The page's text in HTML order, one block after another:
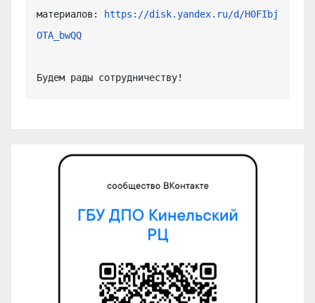
материалов:
https://disk.yandex.ru/d/H0FIbj
OTA_bwQQ
Будем рады сотрудничеству!